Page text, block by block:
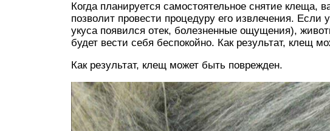
Когда планируется самостоятельное снятие клеща,
позволит провести процедуру его извлечения.
укуса появился отек, болезненные ощущения),
будет вести себя беспокойно. Как результат, клещ
Как результат, клещ может быть поврежден.